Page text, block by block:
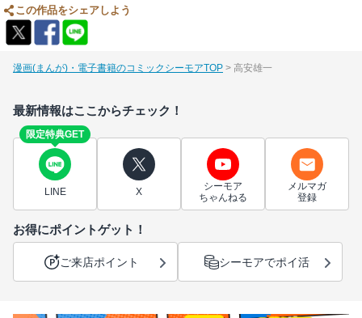
この作品をシェアしよう
漫画(まんが)・電子書籍のコミックシーモアTOP 高安雄一
最新情報はここからチェック！
限定特典GET
LINE X
シーモア
ちゃんねる
メルマガ
登録
お得にポイントゲット！
ご来店ポイント シーモアでポイ活